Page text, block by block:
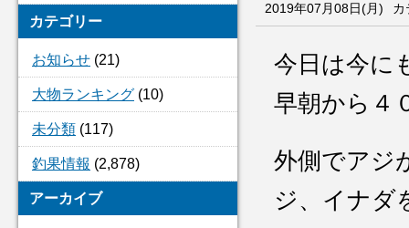
カテゴリー
お知らせ (21)
大物ランキング (10)
未分類 (117)
釣果情報 (2,878)
アーカイブ
2019年07月08日(月) カ
今日は今に
早朝から４
外側でアジ
ジ、イナダ